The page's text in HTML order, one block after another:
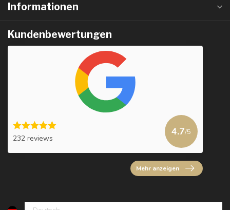
Informationen
Kundenbewertungen
232 reviews
4.7/5
Mehr anzeigen